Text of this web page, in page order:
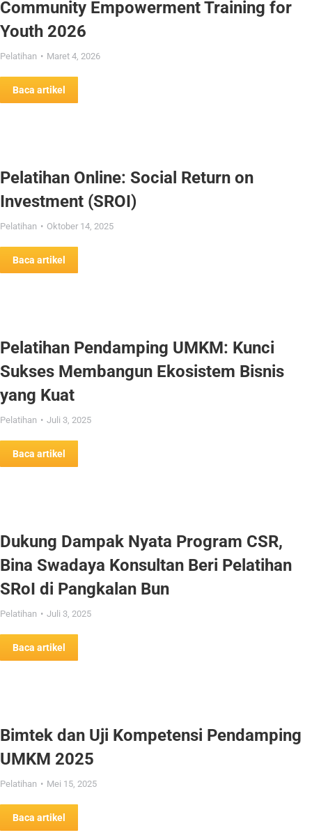
Community Empowerment Training for
Youth 2026
Pelatihan Maret 4, 2026
Baca artikel
Pelatihan Online: Social Return on
Investment (SROI)
Pelatihan Oktober 14, 2025
Baca artikel
Pelatihan Pendamping UMKM: Kunci
Sukses Membangun Ekosistem Bisnis
yang Kuat
Pelatihan Juli 3, 2025
Baca artikel
Dukung Dampak Nyata Program CSR,
Bina Swadaya Konsultan Beri Pelatihan
SRoI di Pangkalan Bun
Pelatihan Juli 3, 2025
Baca artikel
Bimtek dan Uji Kompetensi Pendamping
UMKM 2025
Pelatihan Mei 15, 2025
Baca artikel